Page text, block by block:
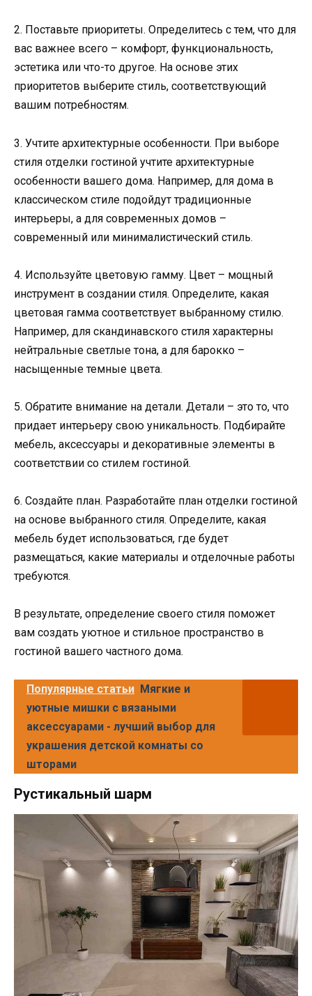
2. Поставьте приоритеты. Определитесь с тем, что для
вас важнее всего – комфорт, функциональность,
эстетика или что-то другое. На основе этих
приоритетов выберите стиль, соответствующий
вашим потребностям.
3. Учтите архитектурные особенности. При выборе
стиля отделки гостиной учтите архитектурные
особенности вашего дома. Например, для дома в
классическом стиле подойдут традиционные
интерьеры, а для современных домов –
современный или минималистический стиль.
4. Используйте цветовую гамму. Цвет – мощный
инструмент в создании стиля. Определите, какая
цветовая гамма соответствует выбранному стилю.
Например, для скандинавского стиля характерны
нейтральные светлые тона, а для барокко –
насыщенные темные цвета.
5. Обратите внимание на детали. Детали – это то, что
придает интерьеру свою уникальность. Подбирайте
мебель, аксессуары и декоративные элементы в
соответствии со стилем гостиной.
6. Создайте план. Разработайте план отделки гостиной
на основе выбранного стиля. Определите, какая
мебель будет использоваться, где будет
размещаться, какие материалы и отделочные работы
требуются.
В результате, определение своего стиля поможет
вам создать уютное и стильное пространство в
гостиной вашего частного дома.
Популярные статьи Мягкие и
уютные мишки с вязаными
аксессуарами - лучший выбор для
украшения детской комнаты со
шторами
Рустикальный шарм